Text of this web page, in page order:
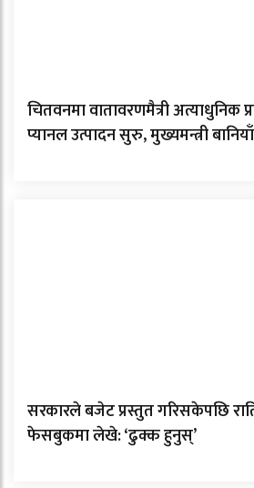
चितवनमा वातावरणमैत्री अत्याधुनिक
प्यानल उत्पादन सुरु, मुख्यमन्त्री
सरकारले बजेट प्रस्तुत गरिसकेपछि
फेसबुकमा लेखे: ‘ढुक्क हुनुस्’